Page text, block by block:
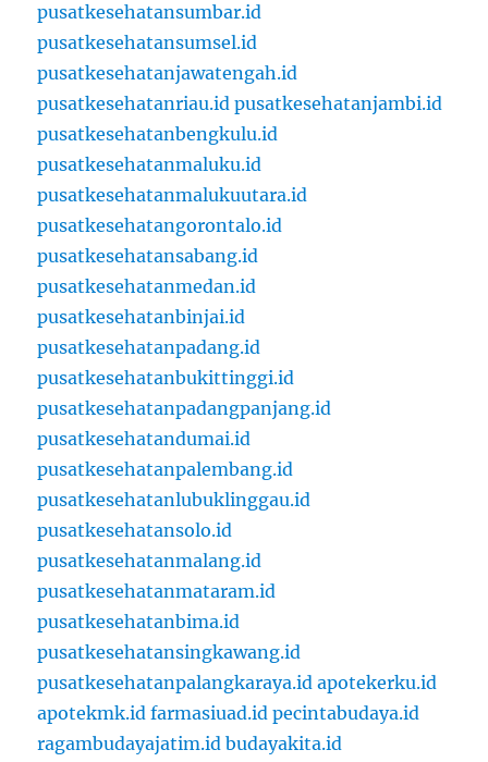
pusatkesehatansumbar.id
pusatkesehatansumsel.id
pusatkesehatanjawatengah.id
pusatkesehatanriau.id pusatkesehatanjambi.id
pusatkesehatanbengkulu.id
pusatkesehatanmaluku.id
pusatkesehatanmalukuutara.id
pusatkesehatangorontalo.id
pusatkesehatansabang.id
pusatkesehatanmedan.id
pusatkesehatanbinjai.id
pusatkesehatanpadang.id
pusatkesehatanbukittinggi.id
pusatkesehatanpadangpanjang.id
pusatkesehatandumai.id
pusatkesehatanpalembang.id
pusatkesehatanlubuklinggau.id
pusatkesehatansolo.id
pusatkesehatanmalang.id
pusatkesehatanmataram.id
pusatkesehatanbima.id
pusatkesehatansingkawang.id
pusatkesehatanpalangkaraya.id apotekerku.id
apotekmk.id farmasiuad.id pecintabudaya.id
ragambudayajatim.id budayakita.id